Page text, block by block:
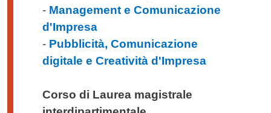
- Management e Comunicazione
d'Impresa
- Pubblicità, Comunicazione
digitale e Creatività d'Impresa
Corso di Laurea magistrale